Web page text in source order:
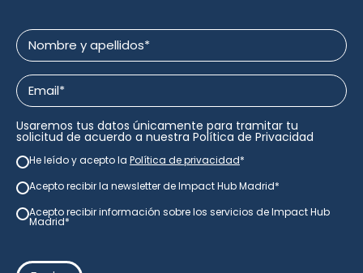
Nombre
y
apellidos
*
Email
*
Usaremos tus datos únicamente para tramitar tu
solicitud de acuerdo a nuestra Política de Privacidad
newsletter
*
He leído y acepto la Política de privacidad*
newsletter
*
Acepto recibir la newsletter de Impact Hub Madrid*
consentimiento
Acepto recibir información sobre los servicios de Impact Hub
Madrid*